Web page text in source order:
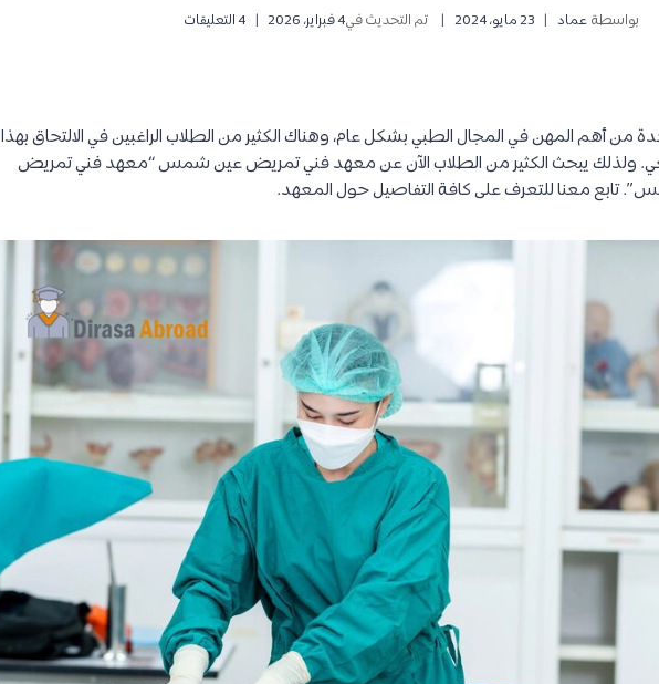
بواسطة عماد 23 مايو، 2024 تم التحديث في4 فبراير، 2026 4 التعليقات
من أهم المهن في المجال الطبي بشكل عام، وهناك الكثير من الطلاب الراغبين في الالتحاق بهذا
ولذلك يبحث الكثير من الطلاب الآن عن معهد فني تمريض عين شمس “معهد فني تمريض
معنا للتعرف على كافة التفاصيل حول المعهد.